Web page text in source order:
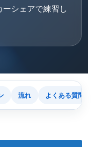
シェアで練習し
流れ よくある質問